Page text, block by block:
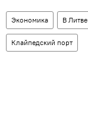
Экономика В Литве
Клайпедский порт